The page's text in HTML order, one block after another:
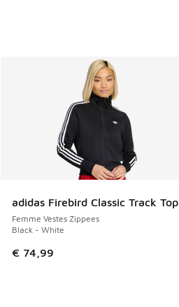
adidas Firebird Classic Track Top
Femme Vestes Zippees
Black - White
€ 74,99